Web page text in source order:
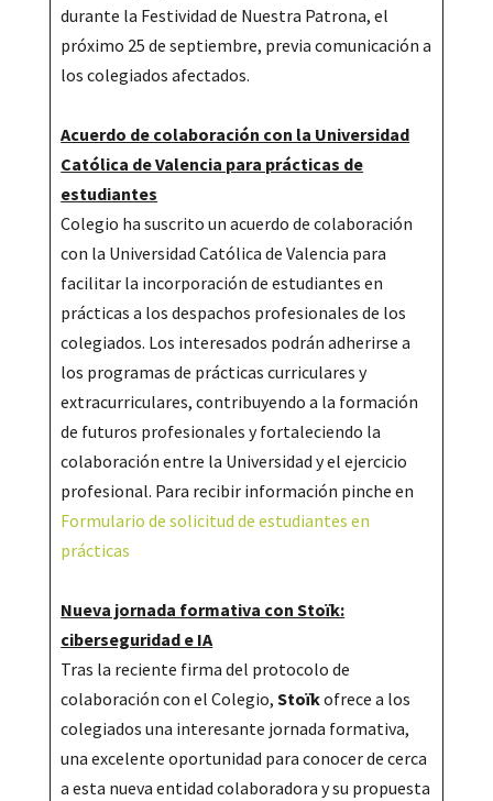
durante la Festividad de Nuestra Patrona, el
próximo 25 de septiembre, previa comunicación a
los colegiados afectados.
Acuerdo de colaboración con la Universidad
Católica de Valencia para prácticas de
estudiantes
Colegio ha suscrito un acuerdo de colaboración
con la Universidad Católica de Valencia para
facilitar la incorporación de estudiantes en
prácticas a los despachos profesionales de los
colegiados. Los interesados podrán adherirse a
los programas de prácticas curriculares y
extracurriculares, contribuyendo a la formación
de futuros profesionales y fortaleciendo la
colaboración entre la Universidad y el ejercicio
profesional. Para recibir información pinche en
Formulario de solicitud de estudiantes en
prácticas
Nueva jornada formativa con Stoïk:
ciberseguridad e IA
Tras la reciente firma del protocolo de
colaboración con el Colegio,Stoïkofrece a los
colegiados una interesante jornada formativa,
una excelente oportunidad para conocer de cerca
a esta nueva entidad colaboradora y su propuesta